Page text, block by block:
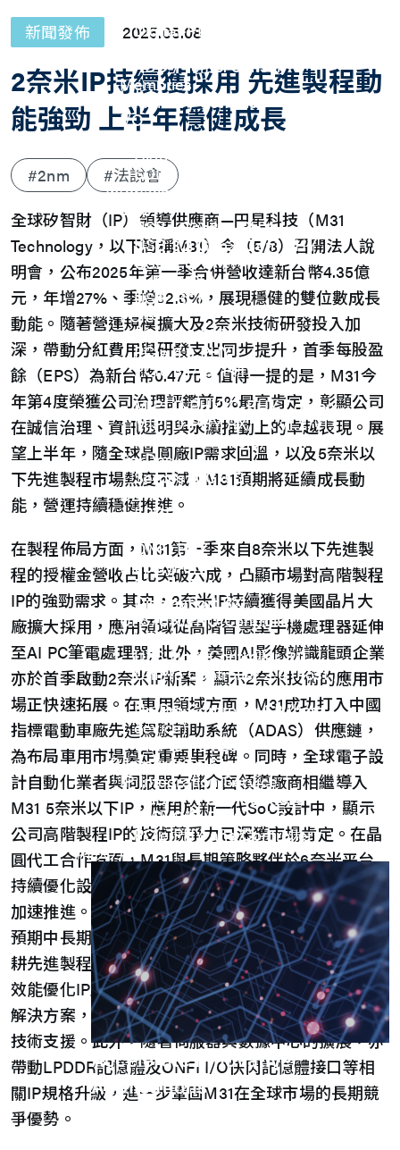
Digital-PLL
ADC / Temp. Sensor
Memories
Memory Compiler
I/O
General-Purpose I/O
High ESD I/O
SDIO & eMMC I/O
Interface IP
USB
USB4 Gen3x2 PHY
USB 3.2 Gen2/Gen1 PHY
USB 2.0/1.1 PHY
eUSB2 PHY
USB_BCK
PCIe
PCIe 5.0 PHY
PCIe 4.0 PHY
PCIe 3.1/2.1 PHY
MIPI
MIPI C-PHY/D-PHY Combo
MIPI D-PHY RX/TX v1.2/v1.1
MIPI M-PHY v5.0/v4.1/v3.1
SerDes
Serdes 10G/5G
DDR
LPDDR4/4X
ONFI PHY
DisplayPort
DisplayPort TX
DisplayPort RX
UFS/UNIPRO Controller
UFS Host Controller 4.1
UFS Host Controller 3.0
UniPro Controller 2.0 (host /
device)
UniPro Controller 1.8 (host /
device)
UniPro 1.6 host
IP Integration Service
IP Integration Service
USB PHY and Controller
MIPI C/D PHY and Controller
PCIe PHY and Controller
解決方案
Accelerate Innovative
Applications
新聞發佈 2025.05.08
2奈米IP持續獲採用 先進製程動
能強勁 上半年穩健成長
#2nm
#法說會
全球矽智財（IP）領導供應商—円星科技（M31
Technology，以下簡稱M31）今（5/8）召開法人說
明會，公布2025年第一季合併營收達新台幣4.35億
元，年增27%、季增32.6%，展現穩健的雙位數成長
動能。隨著營運規模擴大及2奈米技術研發投入加
深，帶動分紅費用與研發支出同步提升，首季每股盈
餘（EPS）為新台幣0.47元。值得一提的是，M31今
年第4度榮獲公司治理評鑑前5%最高肯定，彰顯公司
在誠信治理、資訊透明與永續推動上的卓越表現。展
望上半年，隨全球晶圓廠IP需求回溫，以及5奈米以
下先進製程市場熱度不減，M31預期將延續成長動
能，營運持續穩健推進。
在製程佈局方面，M31第一季來自8奈米以下先進製
程的授權金營收占比突破六成，凸顯市場對高階製程
IP的強勁需求。其中，2奈米IP持續獲得美國晶片大
廠擴大採用，應用領域從高階智慧型手機處理器延伸
至AI PC筆電處理器; 此外，美國AI影像辨識龍頭企業
亦於首季啟動2奈米IP新案，顯示2奈米技術的應用市
場正快速拓展。在車用領域方面，M31成功打入中國
指標電動車廠先進駕駛輔助系統（ADAS）供應鏈，
為布局車用市場奠定重要里程碑。同時，全球電子設
計自動化業者與伺服器存儲介面領導廠商相繼導入
M31 5奈米以下IP，應用於新一代SoC設計中，顯示
公司高階製程IP的技術競爭力已深獲市場肯定。在晶
圓代工合作方面，M31與長期策略夥伴於6奈米平台
持續優化設計，海外晶圓廠的5奈米平台專案亦同步
加速推進。藉由與先進製程晶圓廠的密切合作，公司
預期中長期量產權利金收入將穩健成長。M31長期深
耕先進製程IP，提供涵蓋極低功耗記憶體IP、AI NPU
效能優化IP及CSI、DSI、UFS等高速傳輸介面的完整
解決方案，從PHY、控制器至系統整合，提供一站式
技術支援。此外，隨著伺服器與數據中心的擴展，亦
帶動LPDDR記憶體及ONFI I/O快閃記憶體接口等相
關IP規格升級，進一步鞏固M31在全球市場的長期競
爭優勢。